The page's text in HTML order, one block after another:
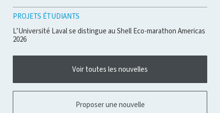
PROJETS ÉTUDIANTS
L’Université Laval se distingue au Shell Eco-marathon Americas
2026
Voir toutes les nouvelles
Proposer une nouvelle